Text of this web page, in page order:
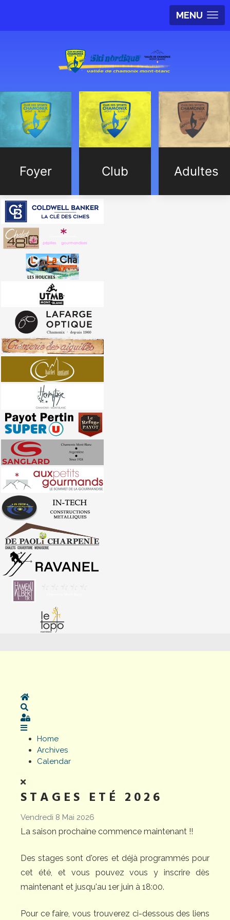
MENU
Foyer Club Adultes
Home
Sign In
Home
Archives
Calendar
STAGES ETÉ 2026
Vendredi 8 Mai 2026
La saison prochaine commence maintenant !!
Des stages sont d'ores et déjà programmés pour
cet été, et vous pouvez vous y inscrire dès
maintenant et jusqu'au 1er juin à 18:00.
Pour ce faire, vous trouverez ci-dessous des liens